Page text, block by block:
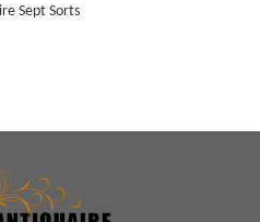
Sept Sorts